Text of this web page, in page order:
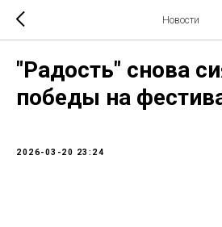
Новости
"Радость" снова
победы на
2026-03-20 23:24